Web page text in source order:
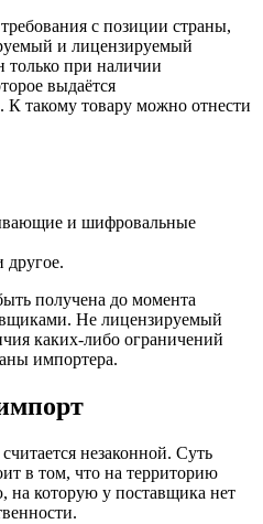
с позиции страны,
и лицензируемый
при наличии
выдаётся
такому товару можно отнести
и шифровальные
другое.
получена до момента
Не лицензируемый
каких-либо ограничений
импортера.
незаконной. Суть
в том, что на территорию
на которую у поставщика нет